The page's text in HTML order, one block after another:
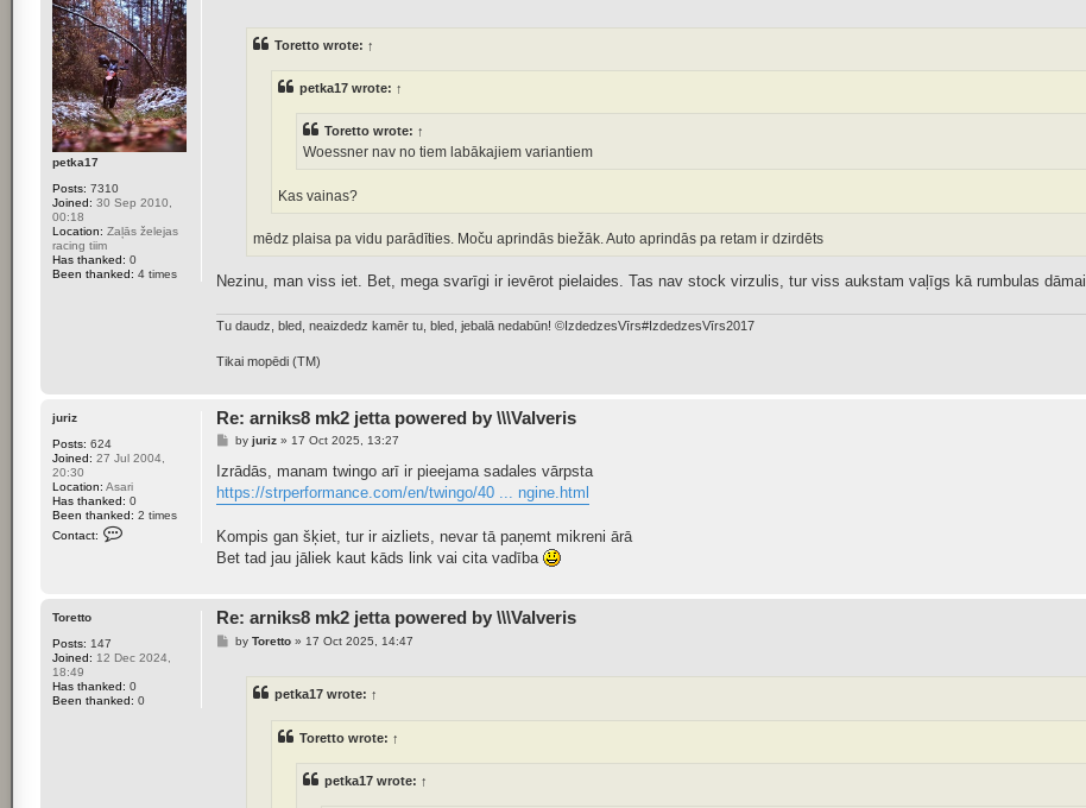
petka17
Posts: 7310
Joined: 30 Sep 2010,
00:18
Location: Zaļās želejas
racing tiim
Has thanked: 0
Been thanked: 4 times
Torettowrote: ↑
petka17wrote: ↑
Torettowrote: ↑
Woessner nav no tiem labākajiem variantiem
Kas vainas?
mēdz plaisa pa vidu parādīties. Moču aprindās biežāk. Auto aprindās pa retam ir dzirdēts
Nezinu, man viss iet. Bet, mega svarīgi ir ievērot pielaides. Tas nav stock virzulis, tur viss aukstam vaļīgs kā rumbulas dāmai
Tu daudz, bled, neaizdedz kamēr tu, bled, jebalā nedabūn! ©IzdedzesVīrs#IzdedzesVīrs2017
Tikai mopēdi (TM)
juriz
Posts: 624
Joined: 27 Jul 2004,
20:30
Location: Asari
Has thanked: 0
Been thanked: 2 times
Contact:
c
r
z
Re: arniks8 mk2 jetta powered by \\\Valveris
P
s
by juriz» 17 Oct 2025, 13:27
Izrādās, manam twingo arī ir pieejama sadales vārpsta
https://strperformance.com/en/twingo/40 ... ngine.html
Kompis gan šķiet, tur ir aizliets, nevar tā paņemt mikreni ārā
Bet tad jau jāliek kaut kāds link vai cita vadība
Toretto
Posts: 147
Joined: 12 Dec 2024,
18:49
Has thanked: 0
Been thanked: 0
Re: arniks8 mk2 jetta powered by \\\Valveris
Pby Toretto» 17 Oct 2025, 14:47
petka17wrote: ↑
Torettowrote: ↑
petka17wrote: ↑